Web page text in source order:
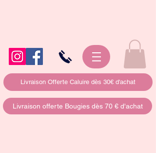
Livraison Offerte Caluire dès 30€ d'achat
Livraison offerte Bougies dès 70 € d'achat